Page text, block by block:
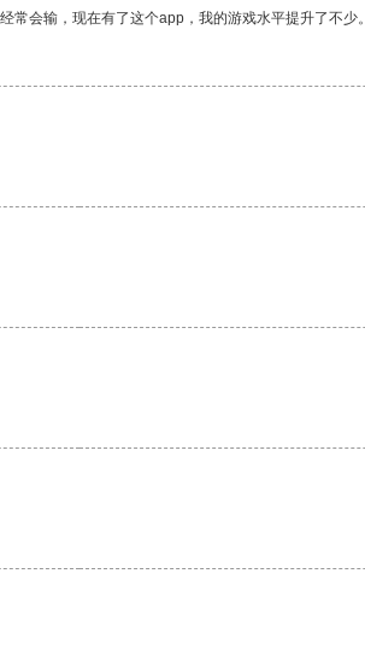
会输，现在有了这个app，我的游戏水平提升了不少。